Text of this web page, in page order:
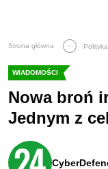
Strona główna
WIADOMOŚCI
Nowa broń
Jednym z